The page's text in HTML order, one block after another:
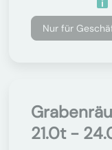
Nur für
21.0t -